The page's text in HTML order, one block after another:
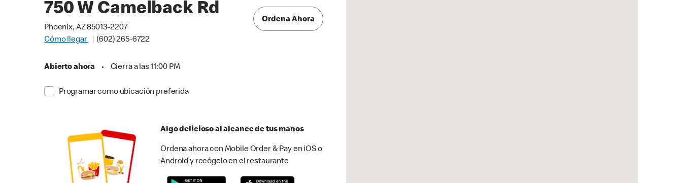
750 W Camelback Rd
Phoenix, AZ 85013-2207
Cómo llegar
(602) 265-6722
Abierto ahora • Cierra a las 11:00 PM
Programar como ubicación preferida
Ordena Ahora
Algo delicioso al alcance de tus manos
Ordena ahora con Mobile Order & Pay en iOS o
Android y recógelo en el restaurante